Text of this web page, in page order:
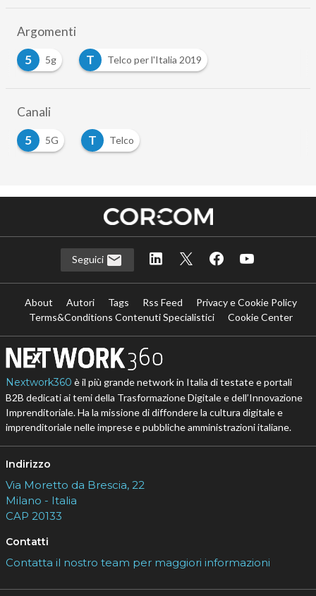
Argomenti
5
5g T Telco per l'Italia 2019
Canali
5
5G T Telco
Seguici
About Autori Tags Rss Feed
Privacy e Cookie Policy
Terms&Conditions Contenuti Specialistici
Cookie Center
Nextwork360 è il più grande network in Italia di testate e portali
B2B dedicati ai temi della Trasformazione Digitale e dell’Innovazione
Imprenditoriale. Ha la missione di diffondere la cultura digitale e
imprenditoriale nelle imprese e pubbliche amministrazioni italiane.
Indirizzo
Via Moretto da Brescia, 22
Milano - Italia
CAP 20133
Contatti
Contatta il nostro team per maggiori informazioni